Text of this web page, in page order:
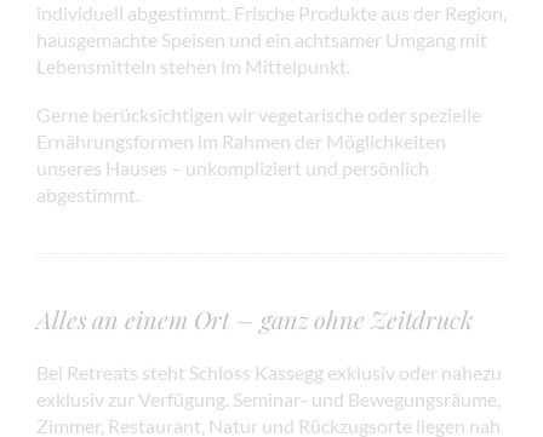
individuell abgestimmt. Frische Produkte aus der Region,
hausgemachte Speisen und ein achtsamer Umgang mit
Lebensmitteln stehen im Mittelpunkt.
Gerne berücksichtigen wir vegetarische oder spezielle
Ernährungsformen im Rahmen der Möglichkeiten
unseres Hauses – unkompliziert und persönlich
abgestimmt.
Alles an einem Ort – ganz ohne Zeitdruck
Bei Retreats steht Schloss Kassegg exklusiv oder nahezu
exklusiv zur Verfügung. Seminar- und Bewegungsräume,
Zimmer, Restaurant, Natur und Rückzugsorte liegen nah